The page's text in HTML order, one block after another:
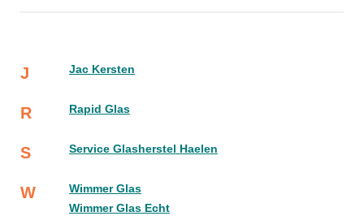
J Jac Kersten
R Rapid Glas
S Service Glasherstel Haelen
W
Wimmer Glas
Wimmer Glas Echt